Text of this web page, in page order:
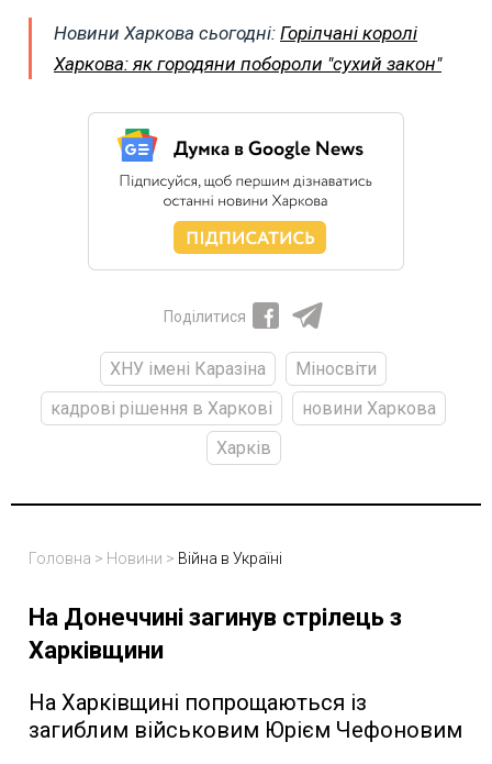
Новини Харкова сьогодні: Горілчані королі
Харкова: як городяни побороли "сухий закон"
Поділитися
ХНУ імені Каразіна
Міносвіти
кадрові рішення в Харкові
новини Харкова
Харків
Головна > Новини > Війна в Україні
На Донеччині загинув стрілець з
Харківщини
На Харківщині попрощаються із
загиблим військовим Юрієм Чефоновим